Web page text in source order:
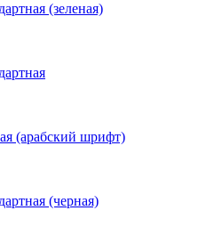
(зеленая)
(арабский шрифт)
(черная)